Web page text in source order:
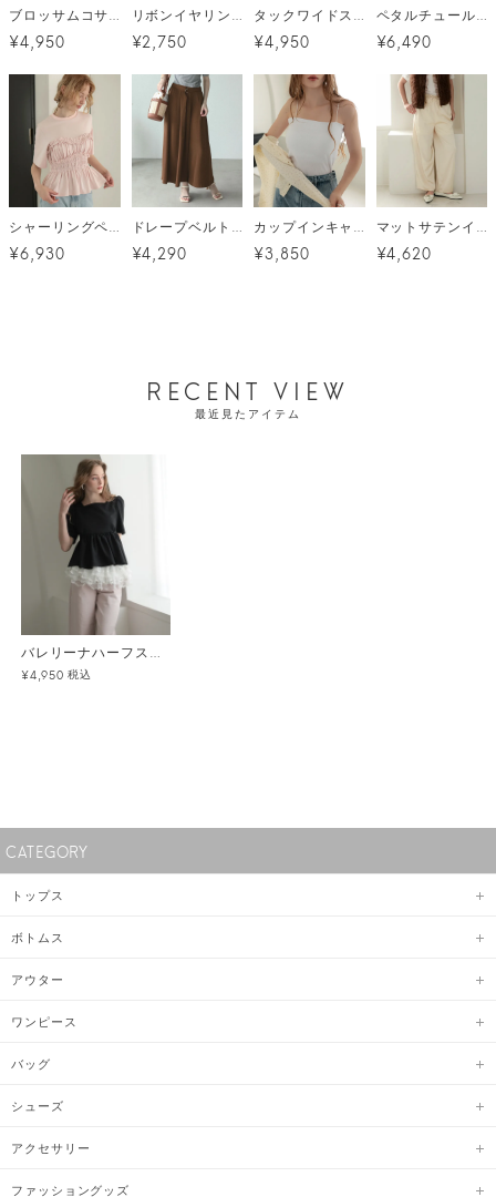
ブロッサムコサージュトップス メール便
¥4,950
リボンイヤリング メール便
¥2,750
タックワイドストレッチスラックスパンツ
¥4,950
ペタルチュールトップス
¥6,490
シャーリングペプラムトップス メール便
¥6,930
ドレープベルトワイドパンツ
¥4,290
カップインキャミソール メール便
¥3,850
マットサテンイージーパンツ メール便
¥4,620
RECENT VIEW
最近見たアイテム
バレリーナハーフスリーブトップス
¥4,950 税込
CATEGORY
トップス
ボトムス
アウター
ワンピース
バッグ
シューズ
アクセサリー
ファッショングッズ